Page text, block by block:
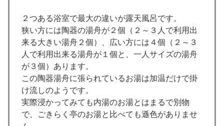
２つある浴室で最大の違いが露天風呂です。
狭い方には陶器の湯舟が２個（２～３人で利用出
来る大きい湯舟２個）、広い方には４個（２～３
人で利用出来る湯舟が１個と、一人サイズの湯舟
が３個）あります。
この陶器湯舟に張られているお湯は加温だけで掛
け流しのようです。
実際浸かってみても内湯のお湯とはまるで別物
で、ごきらく亭のお湯と比べても遜色がありませ